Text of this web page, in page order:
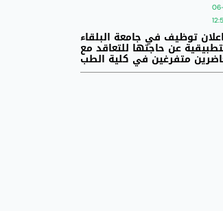
اعلان توظيف في جامعة البلقاء
عن حاجتها للتعاقد مع
متفرغين في كلية الطب